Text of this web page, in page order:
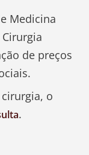
Medicina
de preços
o
.